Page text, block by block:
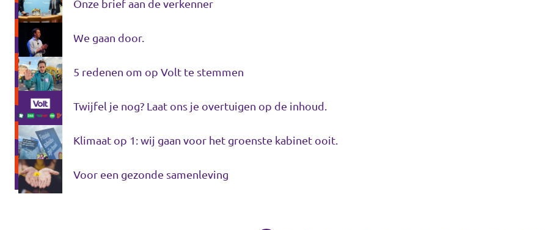
Onze brief aan de verkenner
We gaan door.
5 redenen om op Volt te stemmen
Twijfel je nog? Laat ons je overtuigen op de inhoud.
Klimaat op 1: wij gaan voor het groenste kabinet ooit.
Voor een gezonde samenleving